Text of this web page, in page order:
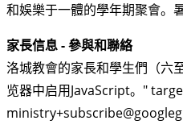
和娛樂于一體的學年期聚會。
家長信息 - 參與和聯絡
洛城教會的家長和學生們（六
览器中启用JavaScript。"